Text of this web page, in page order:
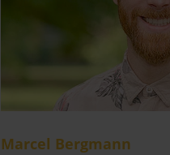
Marcel Bergmann